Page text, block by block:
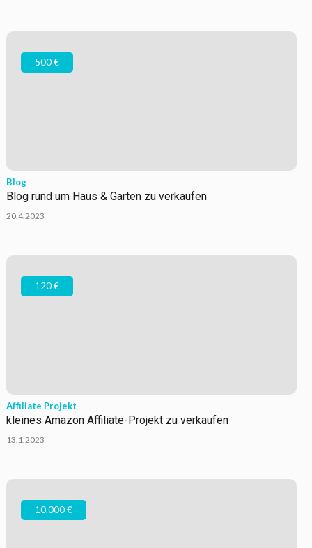
500 €
Blog
Blog rund um Haus & Garten zu verkaufen
20.4.2023
120 €
Affiliate Projekt
kleines Amazon Affiliate-Projekt zu verkaufen
13.1.2023
10.000 €